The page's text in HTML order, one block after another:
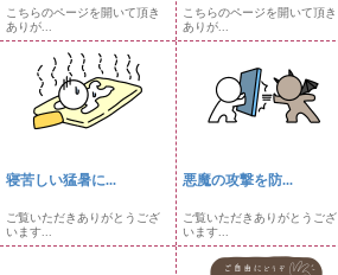
こちらのページを開いて頂き
ありが...
こちらのページを開いて頂き
ありが...
寝苦しい猛暑に...
ご覧いただきありがとうござ
います...
悪魔の攻撃を防...
ご覧いただきありがとうござ
います...